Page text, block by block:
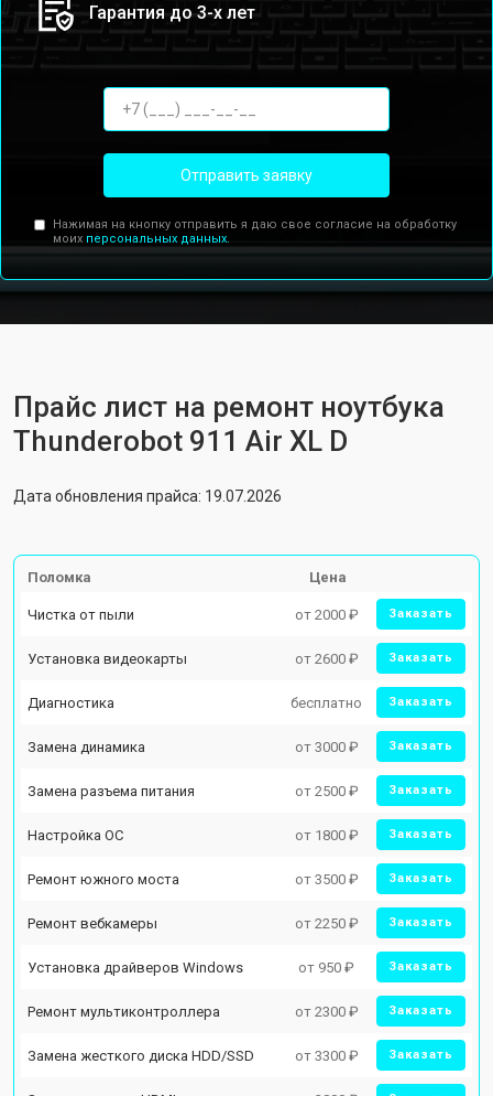
Гарантия до 3-х лет
Отправить заявку
Нажимая на кнопку отправить я даю свое согласие на обработку
моих персональных данных.
Прайс лист на ремонт ноутбука
Thunderobot 911 Air XL D
Дата обновления прайса: 19.07.2026
Поломка Цена
Чистка от пыли от 2000 ₽ Заказать
Установка видеокарты от 2600 ₽ Заказать
Диагностика бесплатно Заказать
Замена динамика от 3000 ₽ Заказать
Замена разъема питания от 2500 ₽ Заказать
Настройка ОС от 1800 ₽ Заказать
Ремонт южного моста от 3500 ₽ Заказать
Ремонт вебкамеры от 2250 ₽ Заказать
Установка драйверов Windows от 950 ₽ Заказать
Ремонт мультиконтроллера от 2300 ₽ Заказать
Замена жесткого диска HDD/SSD от 3300 ₽ Заказать